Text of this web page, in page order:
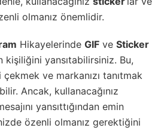
olmanız önemlidir.
Hikayelerinde GIF ve Sticker
kişiliğini yansıtabilirsiniz. Bu,
ve markanızı tanıtmak
Ancak, kullanacağınız
yansıttığından emin
özenli olmanız gerektiğini